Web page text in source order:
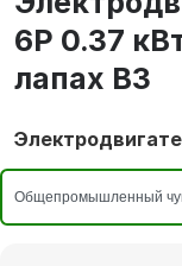
6P 0.37
лапах В3